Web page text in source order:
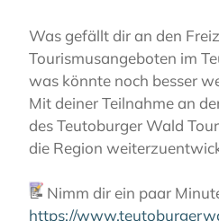
Brakel-
BRAKEL-
Was gefällt dir an den
Tourismusangeboten im
was könnte noch besser
Mit deiner Teilnahme an
des Teutoburger Wald
die Region
📝 Nimm dir ein paar
https://